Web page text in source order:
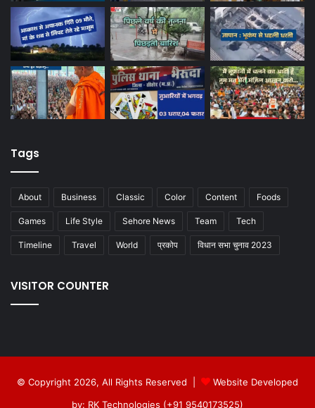
Tags
About Business Classic Color Content Foods
Games Life Style Sehore News Team Tech
Timeline Travel World प्रकोप विधान सभा चुनाव 2023
VISITOR COUNTER
© Copyright 2026, All Rights Reserved |
Website Developed
by: RK Technologies (+91 9540173525)